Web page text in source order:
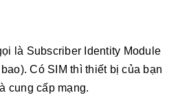
là Subscriber Identity Module
Có SIM thì thiết bị của bạn
cung cấp mạng.